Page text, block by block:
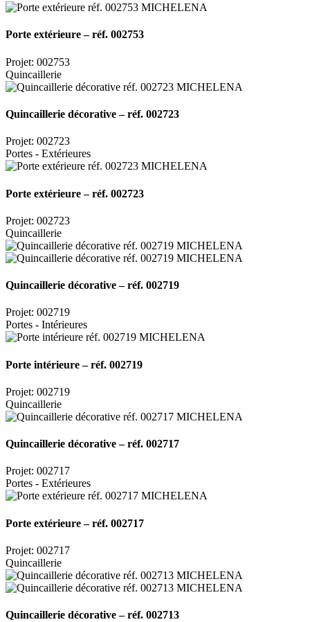
Porte extérieure – réf. 002753
Projet: 002753
Quincaillerie
Quincaillerie décorative – réf. 002723
Projet: 002723
Portes - Extérieures
Porte extérieure – réf. 002723
Projet: 002723
Quincaillerie
Quincaillerie décorative – réf. 002719
Projet: 002719
Portes - Intérieures
Porte intérieure – réf. 002719
Projet: 002719
Quincaillerie
Quincaillerie décorative – réf. 002717
Projet: 002717
Portes - Extérieures
Porte extérieure – réf. 002717
Projet: 002717
Quincaillerie
Quincaillerie décorative – réf. 002713